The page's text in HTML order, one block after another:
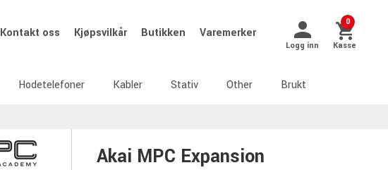
Kontakt oss Kjøpsvilkår Butikken Varemerker
Logg inn
0
Kasse
Hodetelefoner Kabler Stativ Other Brukt
Akai MPC Expansion